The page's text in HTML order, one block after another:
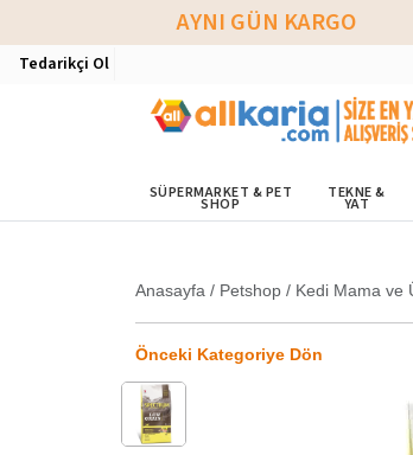
AYNI GÜN KARGO
Tedarikçi Ol
SÜPERMARKET & PET
SHOP
TEKNE &
YAT
Anasayfa / Petshop / Kedi Mama ve
Önceki Kategoriye Dön